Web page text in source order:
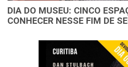
DIA DO MUSEU: CINCO
CONHECER NESSE FIM DE